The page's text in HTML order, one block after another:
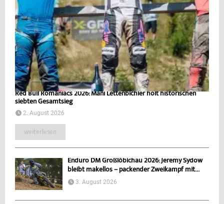
Red Bull Romaniacs 2026: Mani Lettenbichler holt historischen
siebten Gesamtsieg
2. August 2026
weiterlesen
Enduro DM Großlöbichau 2026: Jeremy Sydow
bleibt makellos – packender Zweikampf mit...
3. August 2026